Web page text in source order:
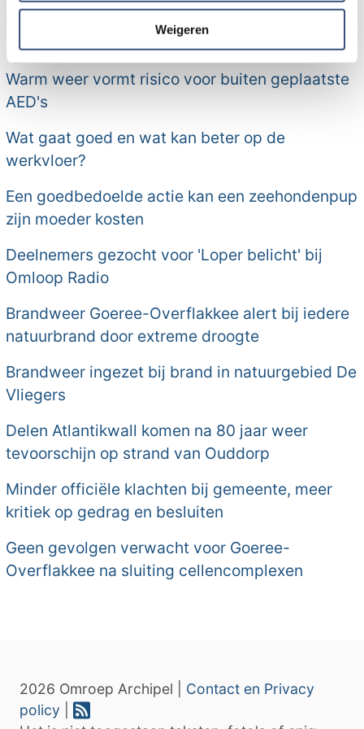
informatie die u aan ze heeft verstrekt of die ze hebben
verzameld op basis van uw gebruik van hun services.
Weigeren
Natuurbrand Ouddorp opgeschaald naar GRIP
2, brandweerman gewond
Warm weer vormt risico voor buiten geplaatste
AED's
Wat gaat goed en wat kan beter op de
werkvloer?
Een goedbedoelde actie kan een zeehondenpup
zijn moeder kosten
Deelnemers gezocht voor 'Loper belicht' bij
Omloop Radio
Brandweer Goeree-Overflakkee alert bij iedere
natuurbrand door extreme droogte
Brandweer ingezet bij brand in natuurgebied De
Vliegers
Delen Atlantikwall komen na 80 jaar weer
tevoorschijn op strand van Ouddorp
Minder officiële klachten bij gemeente, meer
kritiek op gedrag en besluiten
Geen gevolgen verwacht voor Goeree-
Overflakkee na sluiting cellencomplexen
2026 Omroep Archipel | Contact en Privacy
policy